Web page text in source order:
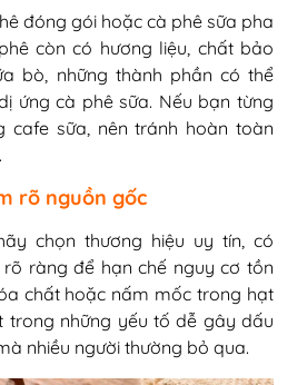
đóng gói hoặc cà phê sữa pha
còn có hương liệu, chất bảo
bò, những thành phần có thể
ứng cà phê sữa. Nếu bạn từng
cafe sữa, nên tránh hoàn toàn
rõ nguồn gốc
chọn thương hiệu uy tín, có
ràng để hạn chế nguy cơ tồn
chất hoặc nấm mốc trong hạt
những yếu tố dễ gây dấu
nhiều người thường bỏ qua.